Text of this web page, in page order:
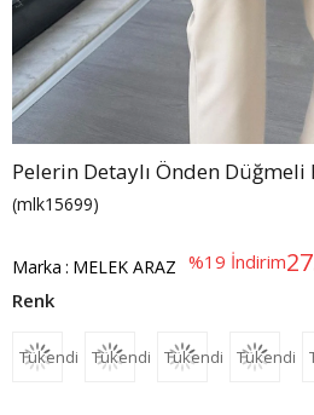
Pelerin Detaylı Önden Düğmeli
(mlk15699)
Marka : MELEK ARAZ %19 İndirim
Tükendi Tükendi Tükendi Tükendi